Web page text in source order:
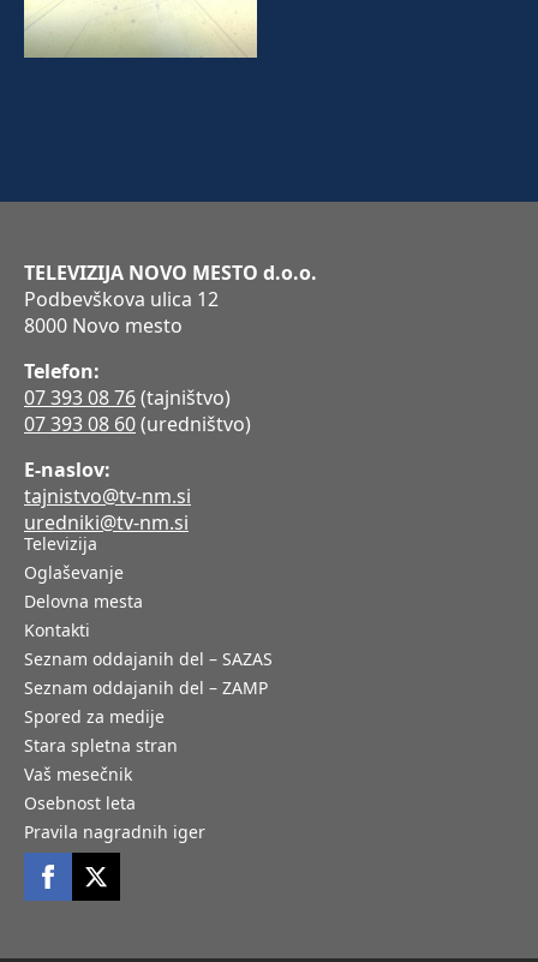
TELEVIZIJA NOVO MESTO d.o.o.
Podbevškova ulica 12
8000 Novo mesto
Telefon:
07 393 08 76(tajništvo)
07 393 08 60(uredništvo)
E-naslov:
tajnistvo@tv-nm.si
uredniki@tv-nm.si
Televizija
Oglaševanje
Delovna mesta
Kontakti
Seznam oddajanih del – SAZAS
Seznam oddajanih del – ZAMP
Spored za medije
Stara spletna stran
Vaš mesečnik
Osebnost leta
Pravila nagradnih iger